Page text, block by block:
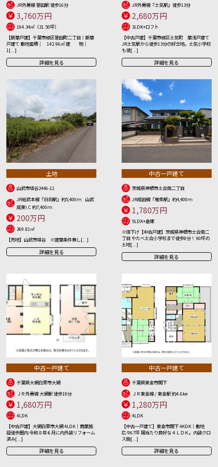
JR外房線 誉田駅 徒歩16分
3,760万円
104.34㎡（31.50坪）
【新築戸建】千葉市緑区誉田町二丁目｜新築
戸建て 敷地面積｜ 142.96㎡ 建 物｜
1[...]
詳細を見る
JR外房線『土気駅』徒歩13分
2,680万円
3LDK+ロフト
【中古戸建】千葉市緑区土気町 築浅戸建て
JR土気駅から徒歩13分の好立地。土気小学校
も徒[...]
詳細を見る
土地
山武市埴谷2446-11
JR総武本線『日向駅』約5,400ｍ 山武
成東I.C 約7,400ｍ
200万円
369.81㎡
【売地】山武市埴谷 ※建築条件無し[...]
詳細を見る
中古一戸建て
茨城県神栖市土合南二丁目
JR成田線『椎柴駅』約4,400ｍ
1,780万円
5LDK+倉庫
※値下げ【中古戸建】茨城県神栖市土合南二
丁目 やたべ土合小学校まで徒歩8分！ 90坪の
土地[...]
詳細を見る
中古一戸建て
千葉県大網白里市大網
ＪＲ外房線 大網駅 徒歩19分
1,680万円
4LDK
【中古戸建】大網白里市大網 4LDK｜商業施
設徒歩圏内 令和８年６月に内外装リフォーム
済み[...]
詳細を見る
中古一戸建て
千葉県東金市関下
ＪＲ東金線 / 東金駅 約4.6㎞
1,280万円
4LDK
【中古一戸建て】東金市関下 4KDK｜敷地
広々67坪 陽当たり良好な４ＬＤＫ。内装クロ
ス施[...]
詳細を見る